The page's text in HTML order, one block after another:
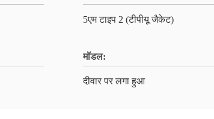
5एम टाइप 2 (टीपीयू जैकेट)
मॉडल:
दीवार पर लगा हुआ